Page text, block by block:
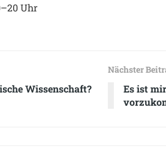
Uhr
Wissenschaft?
Nächster
Es ist